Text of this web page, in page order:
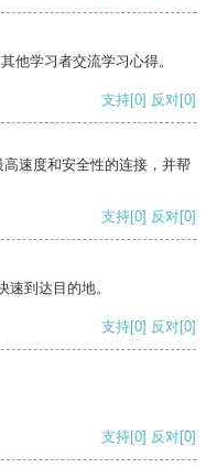
他学习者交流学习心得。
支持[0] 反对[0]
速度和安全性的连接，并帮
支持[0] 反对[0]
到达目的地。
支持[0] 反对[0]
支持[0] 反对[0]